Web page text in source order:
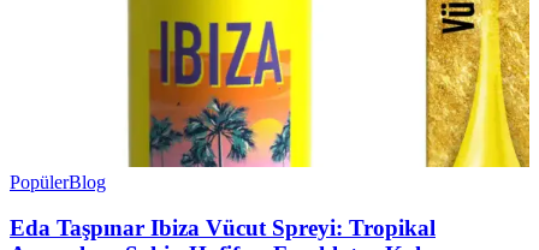
PopülerBlog
Eda Taşpınar Ibiza Vücut Spreyi: Tropikal